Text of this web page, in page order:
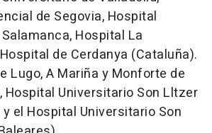
de Segovia, Hospital
Hospital La
de Cerdanya (Cataluña).
Lugo, A Mariña y Monforte de
Hospital Universitario Son Lltzer
el Hospital Universitario Son